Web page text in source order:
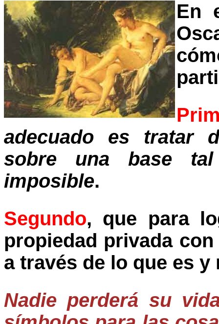
En
adecuado es tratar
sobre una base
imposible.
Segundo, que para
propiedad privada
a través de lo que es
Nadie perderá su